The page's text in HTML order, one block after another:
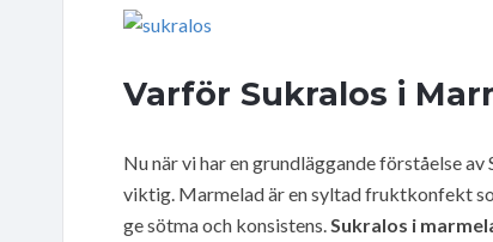
Varför Sukralos i
Nu när vi har en grundläggande förståelse
viktig. Marmelad är en syltad fruktkonfekt
ge sötma och konsistens.Sukralos i